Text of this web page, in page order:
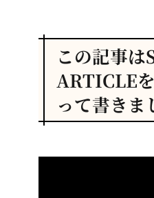
この記事は
ARTICLE
って書きま